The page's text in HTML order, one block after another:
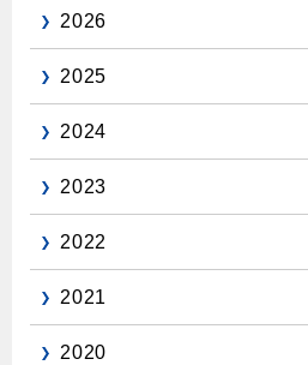
古くなったガス管の交換のおすすめ
正しい接続で安全に
換気と給排気設備の注意点
冬季の注意
保安体制
保安体制について
2026
2025
2024
2023
2022
2021
2020